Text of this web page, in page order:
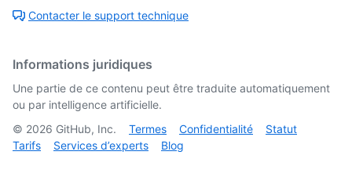
Contacter le support technique
Informations juridiques
Une partie de ce contenu peut être traduite automatiquement
ou par intelligence artificielle.
© 2026 GitHub, Inc. Termes Confidentialité
Statut
Tarifs
Services d’experts Blog